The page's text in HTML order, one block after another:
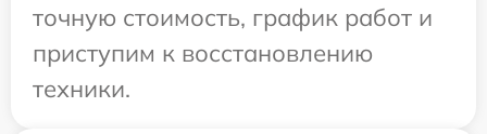
точную стоимость, график работ и
приступим к восстановлению
техники.